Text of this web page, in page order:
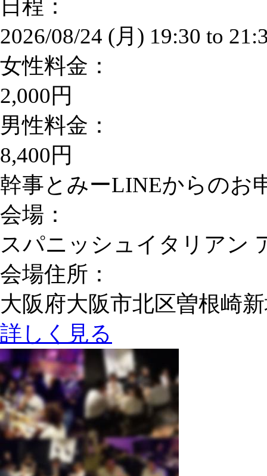
日程：
2026/08/24 (月) 19:30 to
女性料金：
2,000円
男性料金：
8,400円
幹事とみーLINEからのお
会場：
スパニッシュイタリアン
会場住所：
大阪府大阪市北区曽根崎
詳しく見る